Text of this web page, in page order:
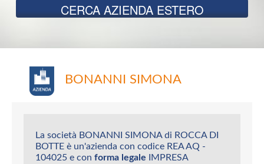
CERCA AZIENDA ESTERO
BONANNI SIMONA
La società BONANNI SIMONA di ROCCA DI
BOTTE è un'azienda con codice REA AQ -
104025 e con forma legale IMPRESA